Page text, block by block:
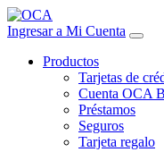
Ingresar a Mi Cuenta
Productos
Tarjetas de
Cuenta OCA
Préstamos
Seguros
Tarjeta regalo